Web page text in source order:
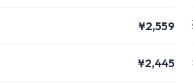
¥2,559
¥2,445